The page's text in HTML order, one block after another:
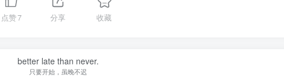
点赞7 分享 收藏
better late than never.
只要开始，虽晚不迟